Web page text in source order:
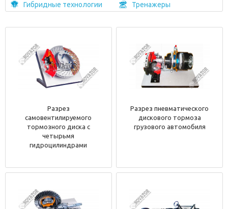
Гибридные технологии Тренажеры
Разрез
самовентилируемого
тормозного диска с
четырьмя
гидроцилиндрами
Разрез пневматического
дискового тормоза
грузового автомобиля